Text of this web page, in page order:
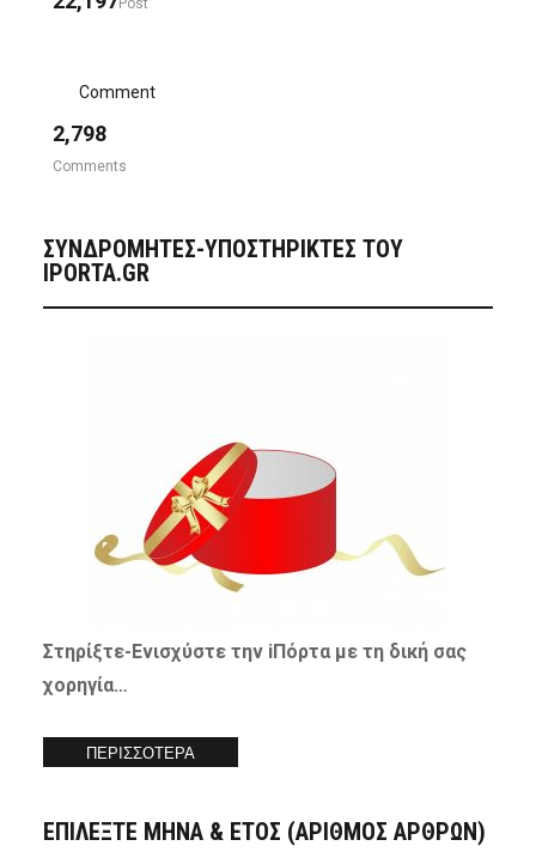
Comment
2,798
Comments
ΣΥΝΔΡΟΜΗΤΈΣ-ΥΠΟΣΤΗΡΙΚΤΈΣ ΤΟΥ
IPORTA.GR
Στηρίξτε-Ενισχύστετην iΠόρτα με τη δική σας
χορηγία…
ΠΕΡΙΣΣΟΤΕΡΑ
ΕΠΙΛΕΞΤΕ ΜΗΝΑ & ΕΤΟΣ (ΑΡΙΘΜΟΣ ΑΡΘΡΩΝ)